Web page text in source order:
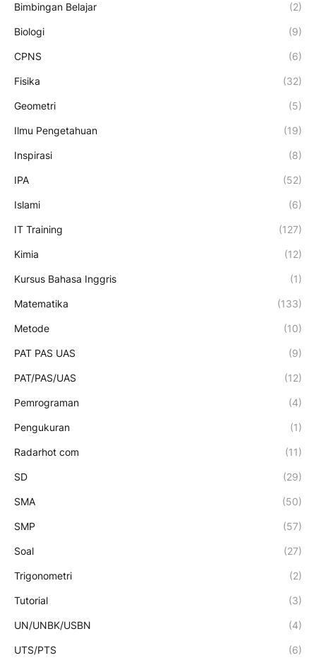
Bimbingan Belajar (2)
Biologi (9)
CPNS (6)
Fisika (32)
Geometri (5)
Ilmu Pengetahuan (19)
Inspirasi (8)
IPA (52)
Islami (6)
IT Training (127)
Kimia (12)
Kursus Bahasa Inggris (1)
Matematika (133)
Metode (10)
PAT PAS UAS (9)
PAT/PAS/UAS (12)
Pemrograman (4)
Pengukuran (1)
Radarhot com (11)
SD (29)
SMA (50)
SMP (57)
Soal (27)
Trigonometri (2)
Tutorial (3)
UN/UNBK/USBN (4)
UTS/PTS (6)